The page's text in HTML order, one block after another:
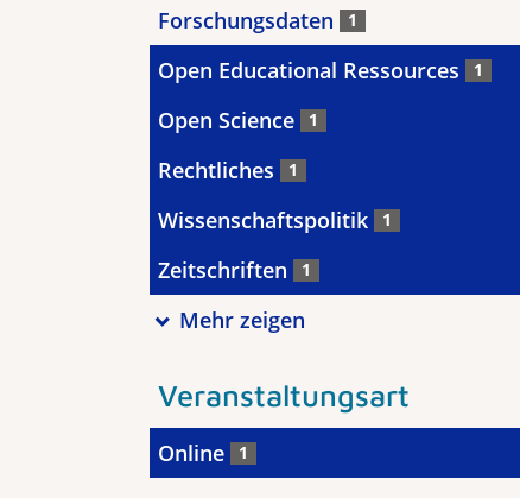
Forschungsdaten 1
Open Educational Ressources 1
Open Science 1
Rechtliches 1
Wissenschaftspolitik 1
Zeitschriften 1
Mehr zeigen
Veranstaltungsart
Online 1